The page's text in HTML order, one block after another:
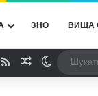
ЗНО ВИЩА
RSSВипадкова
Switch